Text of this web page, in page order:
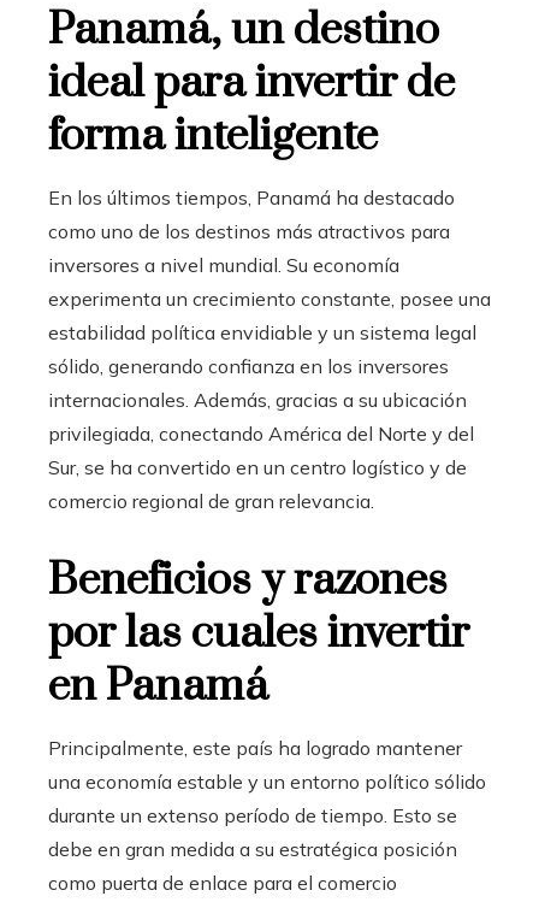
Panamá, un destino
ideal para invertir de
forma inteligente
En los últimos tiempos, Panamá ha destacado
como uno de los destinos más atractivos para
inversores a nivel mundial. Su economía
experimenta un crecimiento constante, posee una
estabilidad política envidiable y un sistema legal
sólido, generando confianza en los inversores
internacionales. Además, gracias a su ubicación
privilegiada, conectando América del Norte y del
Sur, se ha convertido en un centro logístico y de
comercio regional de gran relevancia.
Beneficios y razones
por las cuales invertir
en Panamá
Principalmente, este país ha logrado mantener
una economía estable y un entorno político sólido
durante un extenso período de tiempo. Esto se
debe en gran medida a su estratégica posición
como puerta de enlace para el comercio